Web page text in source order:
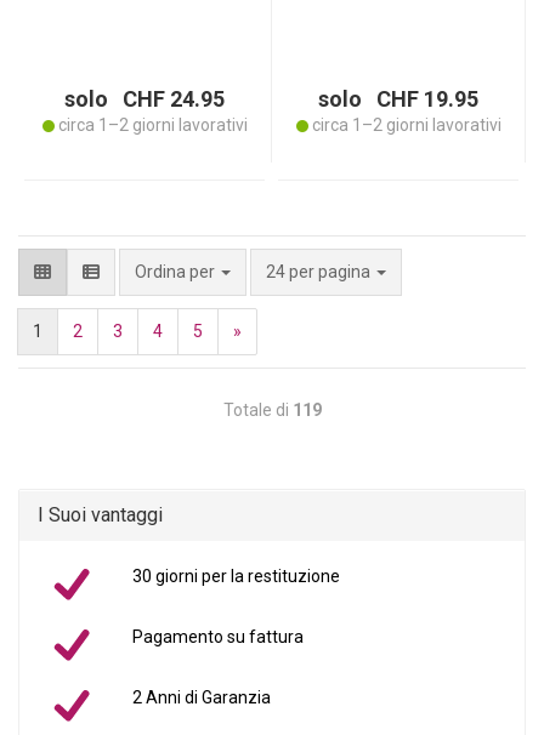
solo CHF 24.95
circa 1–2 giorni lavorativi
solo CHF 19.95
circa 1–2 giorni lavorativi
Ordina per 24 per pagina
1 2 3 4 5 »
Totale di 119
I Suoi vantaggi
30 giorni per la restituzione
Pagamento su fattura
2 Anni di Garanzia